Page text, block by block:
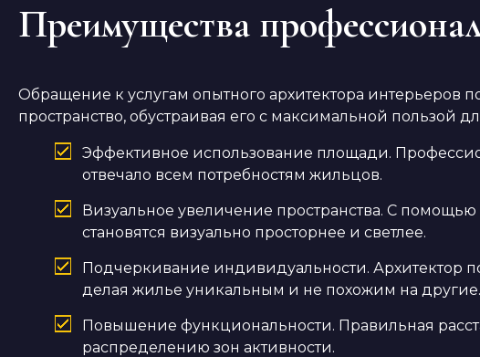
Преимущества
Обращение к услугам опытного архитектора интерьеров
пространство, обустраивая его с максимальной пользой
Эффективное использование площади.
отвечало всем потребностям жильцов.
Визуальное увеличение пространства. С
становятся визуально просторнее и светлее.
Подчеркивание индивидуальности. Архитектор
делая жилье уникальным и не похожим на другие.
Повышение функциональности. Правильная
распределению зон активности.